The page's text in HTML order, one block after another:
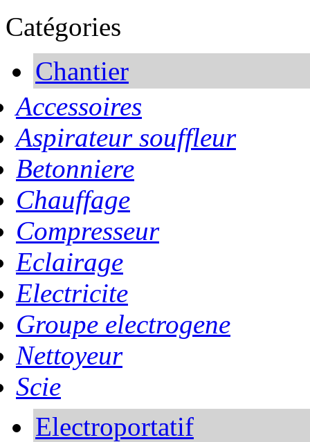
Catégories
Chantier
Accessoires
Aspirateur souffleur
Betonniere
Chauffage
Compresseur
Eclairage
Electricite
Groupe electrogene
Nettoyeur
Scie
Electroportatif